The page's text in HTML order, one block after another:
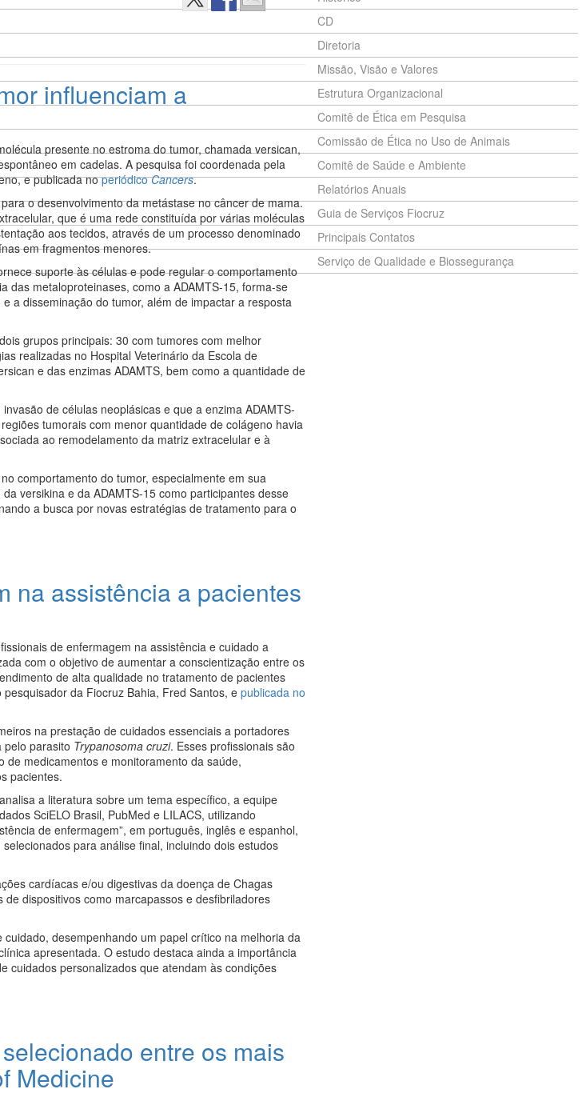
influenciam a
presente no estroma do tumor, chamada versican,
em cadelas. A pesquisa foi coordenada pela
e publicada noperiódicoCancers.
o desenvolvimento da metástase no câncer de mama.
que é uma rede constituída por várias moléculas
aos tecidos, através de um processo denominado
em fragmentos menores.
suporte às células e pode regular o comportamento
das metaloproteinases, como a ADAMTS-15, forma-se
a disseminação do tumor, além de impactar a resposta
grupos principais: 30 com tumores com melhor
realizadas no Hospital Veterinário da Escola de
e das enzimas ADAMTS, bem como a quantidade de
de células neoplásicas e que a enzima ADAMTS-
tumorais com menor quantidade de colágeno havia
ao remodelamento da matriz extracelular e à
comportamento do tumor, especialmente em sua
versikina e da ADAMTS-15 como participantes desse
a busca por novas estratégias de tratamento para o
na assistência a pacientes
de enfermagem na assistência e cuidado a
com o objetivo de aumentar a conscientização entre os
de alta qualidade no tratamento de pacientes
da Fiocruz Bahia, Fred Santos, e publicada no
na prestação de cuidados essenciais a portadores
pelo parasito Trypanosoma cruzi. Esses profissionais são
medicamentos e monitoramento da saúde,
pacientes.
a literatura sobre um tema específico, a equipe
SciELO Brasil, PubMed e LILACS, utilizando
de enfermagem”, em português, inglês e espanhol,
para análise final, incluindo dois estudos
cardíacas e/ou digestivas da doença de Chagas
dispositivos como marcapassos e desfibriladores
desempenhando um papel crítico na melhoria da
apresentada. O estudo destaca ainda a importância
cuidados personalizados que atendam às condições
entre os mais
Medicine
CD
Diretoria
Missão, Visão e Valores
Estrutura Organizacional
Comitê de Ética em Pesquisa
Comissão de Ética no Uso de Animais
Comitê de Saúde e Ambiente
Relatórios Anuais
Guia de Serviços Fiocruz
Principais Contatos
Serviço de Qualidade e Biossegurança